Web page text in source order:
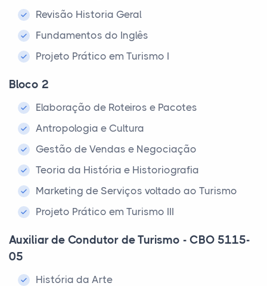
Revisão Historia Geral
Fundamentos do Inglês
Projeto Prático em Turismo I
Bloco 2
Elaboração de Roteiros e Pacotes
Antropologia e Cultura
Gestão de Vendas e Negociação
Teoria da História e Historiografia
Marketing de Serviços voltado ao Turismo
Projeto Prático em Turismo III
Auxiliar de Condutor de Turismo - CBO 5115-
05
História da Arte